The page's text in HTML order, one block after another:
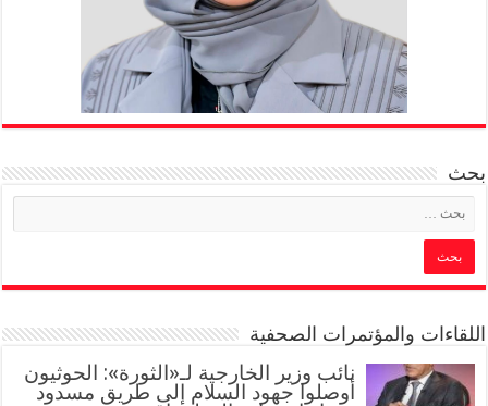
بحث
اللقاءات والمؤتمرات الصحفية
‏نائب وزير الخارجية لـ«الثورة»: الحوثيون
أوصلوا جهود السلام إلى طريق مسدود